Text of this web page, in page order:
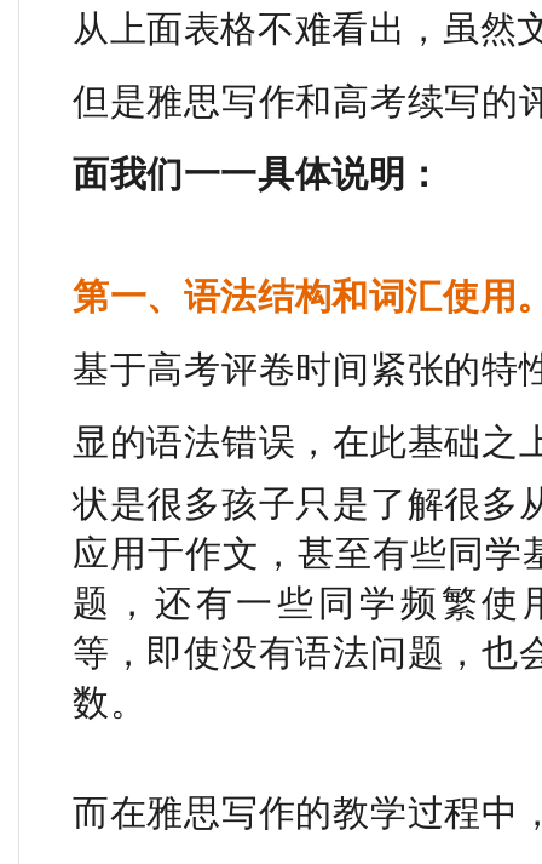
从上面表格不难看出，虽然
但是雅思写作和高考续写的
面我们一一具体说明：
第一、语法结构和词汇使用
基于高考评卷时间紧张的特
显的语法错误，在此基础之
状是很多孩子只是了解很多
应用于作文，甚至有些同
题，还有一些同学频繁使
等，即使没有语法问题，也
数。
而在雅思写作的教学过程中